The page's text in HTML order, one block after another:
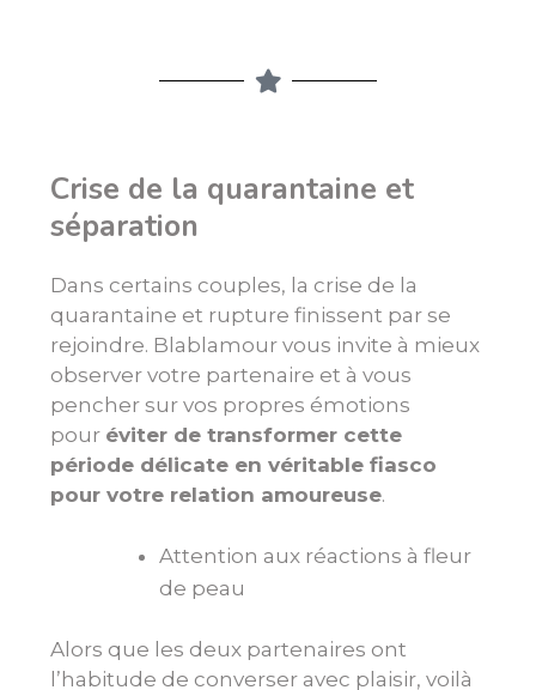
Crise de la quarantaine et
séparation
Dans certains couples, la crise de la
quarantaine et rupture finissent par se
rejoindre. Blablamour vous invite à mieux
observer votre partenaire et à vous
pencher sur vos propres émotions
pour éviter de transformer cette
période délicate en véritable fiasco
pour votre relation amoureuse.
Attention aux réactions à fleur
de peau
Alors que les deux partenaires ont
l’habitude de converser avec plaisir, voilà